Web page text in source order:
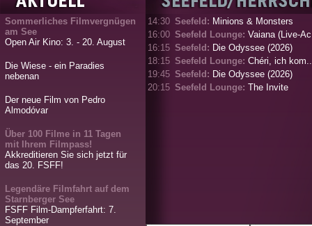
Sommerliches Filmvergnügen
am See
Open Air Kino: 3. - 20. August
Die Wiese - ein Paradies
nebenan
Der neue Film von Pedro
Almodóvar
Über 100 Filme in 11 Tagen
mit Ihrem Filmpass!
Akkreditieren Sie sich jetzt für
das 20. FSFF!
Legendäre Filmfahrt auf dem
Starnberger See
FSFF Film-Dampferfahrt: 7.
September
14:30 Seefeld: Minions & Monsters
16:00 Seefeld Lounge: Vaiana (Live-
16:15 Seefeld: Die Odyssee (2026)
18:15 Seefeld Lounge: Chéri, ich
19:45 Seefeld: Die Odyssee (2026)
20:15 Seefeld Lounge: The Invite